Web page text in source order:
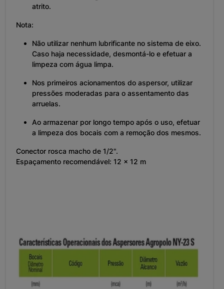
atrito.
Nota:
Não utilizar nenhum lubrificante no sistema de eixo.
Caso haja necessidade, desmontá-lo e efetuar a
limpeza com água limpa.
Nos primeiros acionamentos do aspersor, utilizar
pressões moderadas para o assentamento das
arruelas.
Ao armazenar por longo tempo após o uso, efetuar
a limpeza dos bocais com a remoção dos mesmos.
Conector rosca macho de 1/2".
Espaçamento recomendável: 12 x 12 m